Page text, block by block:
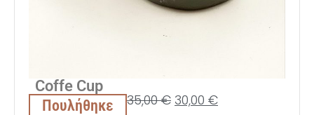
Coffe Cup
Πουλήθηκε
35,00€ 30,00 €